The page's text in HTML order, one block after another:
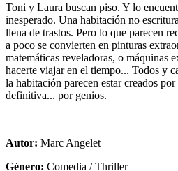
Toni y Laura buscan piso. Y lo
inesperado. Una habitación no
llena de trastos. Pero lo que parecen
a poco se convierten en pinturas
matemáticas reveladoras, o máquinas
hacerte viajar en el tiempo... Todos y
la habitación parecen estar creados
definitiva... por genios.
Autor: Marc Angelet
Género: Comedia / Thriller